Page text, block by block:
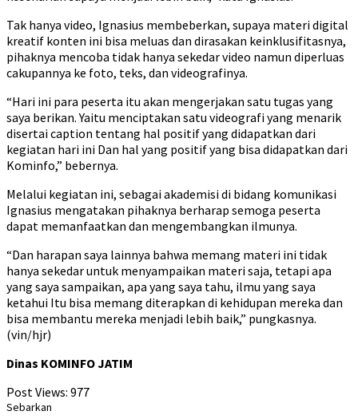
Tak hanya video, Ignasius membeberkan, supaya materi digital
kreatif konten ini bisa meluas dan dirasakan keinklusifitasnya,
pihaknya mencoba tidak hanya sekedar video namun diperluas
cakupannya ke foto, teks, dan videografinya.
“Hari ini para peserta itu akan mengerjakan satu tugas yang
saya berikan. Yaitu menciptakan satu videografi yang menarik
disertai caption tentang hal positif yang didapatkan dari
kegiatan hari ini Dan hal yang positif yang bisa didapatkan dari
Kominfo,” bebernya.
Melalui kegiatan ini, sebagai akademisi di bidang komunikasi
Ignasius mengatakan pihaknya berharap semoga peserta
dapat memanfaatkan dan mengembangkan ilmunya.
“Dan harapan saya lainnya bahwa memang materi ini tidak
hanya sekedar untuk menyampaikan materi saja, tetapi apa
yang saya sampaikan, apa yang saya tahu, ilmu yang saya
ketahui Itu bisa memang diterapkan di kehidupan mereka dan
bisa membantu mereka menjadi lebih baik,” pungkasnya.
(vin/hjr)
Dinas KOMINFO JATIM
Post Views: 977
Sebarkan